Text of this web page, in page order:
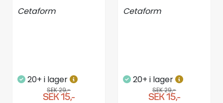
Cetaform
20+ i lager
SEK 29,-
SEK 15,-
Cetaform
20+ i lager
SEK 29,-
SEK 15,-